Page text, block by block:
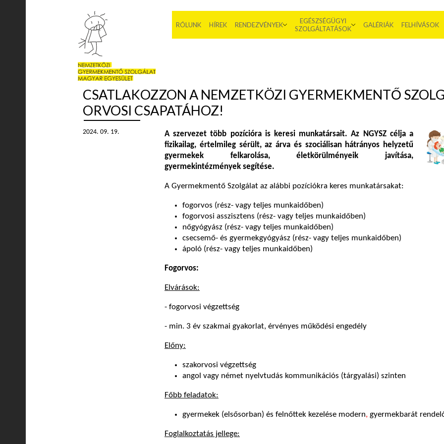
RÓLUNK HÍREK RENDEZVÉNYEK
EGÉSZSÉGÜGYI
SZOLGÁLTATÁSOK
GALÉRIÁK FELHÍVÁSOK
CSATLAKOZZON A NEMZETKÖZI GYERMEKMENTŐ
ORVOSI CSAPATÁHOZ!
2024. 09. 19.
A szervezet több pozícióra is keresi munkatársait. Az NGYSZ célja a
fizikailag, értelmileg sérült, az árva és szociálisan hátrányos helyzetű
gyermekek felkarolása, életkörülményeik javítása,
gyermekintézmények segítése.
A Gyermekmentő Szolgálat az alábbi pozíciókra keres munkatársakat:
fogorvos (rész- vagy teljes munkaidőben)
fogorvosi asszisztens (rész- vagy teljes munkaidőben)
nőgyógyász (rész- vagy teljes munkaidőben)
csecsemő- és gyermekgyógyász (rész- vagy teljes munkaidőben)
ápoló (rész- vagy teljes munkaidőben)
Fogorvos:
Elvárások:
- fogorvosi végzettség
- min. 3 év szakmai gyakorlat, érvényes működési engedély
Előny:
szakorvosi végzettség
angol vagy német nyelvtudás kommunikációs (tárgyalási) szinten
Főbb feladatok:
gyermekek (elsősorban) és felnőttek kezelése modern, gyermekbarát
Foglalkoztatás jellege: